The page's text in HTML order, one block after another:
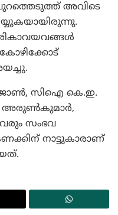
അവിടെ
സിഐ കെ.ഇ.
അരുണ്‍കുമാര്‍,
സംഭവ
നാട്ടുകാരാണ്